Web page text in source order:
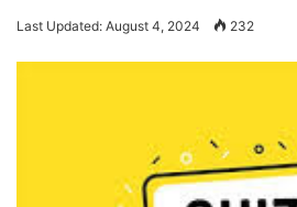
m
Last Updated: August 4, 2024 232